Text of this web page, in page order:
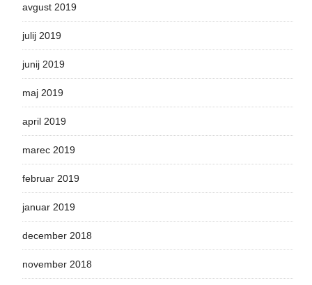
avgust 2019
julij 2019
junij 2019
maj 2019
april 2019
marec 2019
februar 2019
januar 2019
december 2018
november 2018